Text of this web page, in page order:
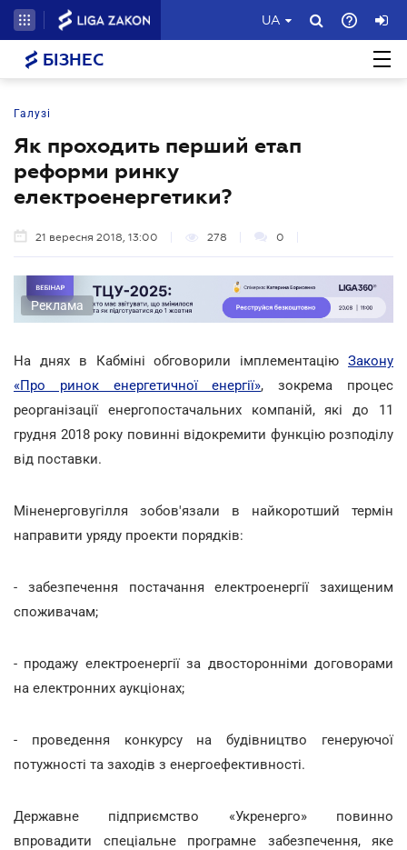
UA
БІЗНЕС
Галузі
Як проходить перший етап
реформи ринку
електроенергетики?
21 вересня 2018, 13:00 278 0
Реклама
На днях в Кабміні обговорили імплементацію Закону
«Про ринок енергетичної енергії», зокрема процес
реорганізації енергопостачальних компаній, які до 11
грудня 2018 року повинні відокремити функцію розподілу
від поставки.
Міненерговугілля зобов'язали в найкоротший термін
направити уряду проекти порядків:
- забезпечення постачання електроенергії захищеним
споживачам;
- продажу електроенергії за двосторонніми договорами
на електронних аукціонах;
- проведення конкурсу на будівництво генеруючої
потужності та заходів з енергоефективності.
Державне підприємство «Укренерго» повинно
впровадити спеціальне програмне забезпечення, яке